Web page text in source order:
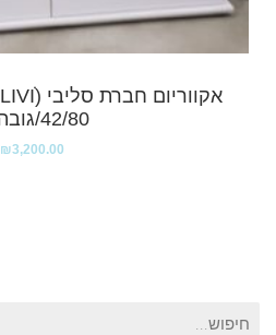
42/80/גובה55
₪3,200.00
חיפוש